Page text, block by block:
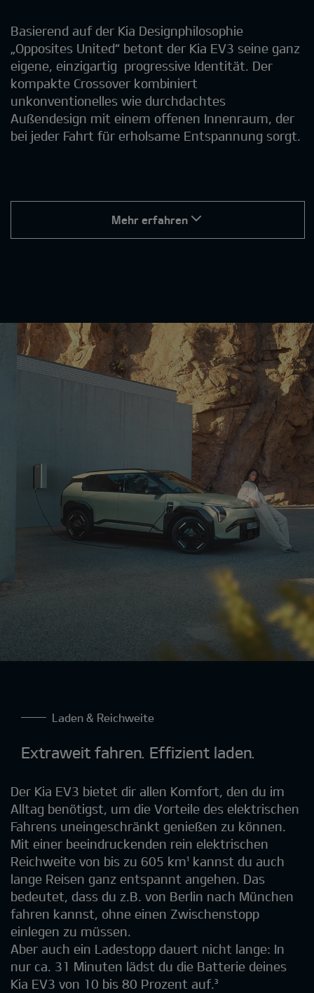
Basierend auf der Kia Designphilosophie
„Opposites United“ betont der Kia EV3 seine ganz
eigene, einzigartig progressive Identität. Der
kompakte Crossover kombiniert
unkonventionelles wie durchdachtes
Außendesign mit einem offenen Innenraum, der
bei jeder Fahrt für erholsame Entspannung sorgt.
Mehr erfahren
Laden & Reichweite
Extraweit fahren. Effizient laden.
Der Kia EV3 bietet dir allen Komfort, den du im
Alltag benötigst, um die Vorteile des elektrischen
Fahrens uneingeschränkt genießen zu können.
Mit einer beeindruckenden rein elektrischen
Reichweite von bis zu 605 km¹ kannst du auch
lange Reisen ganz entspannt angehen. Das
bedeutet, dass du z.B. von Berlin nach München
fahren kannst, ohne einen Zwischenstopp
einlegen zu müssen.
Aber auch ein Ladestopp dauert nicht lange: In
nur ca. 31 Minuten lädst du die Batterie deines
Kia EV3 von 10 bis 80 Prozent auf.³